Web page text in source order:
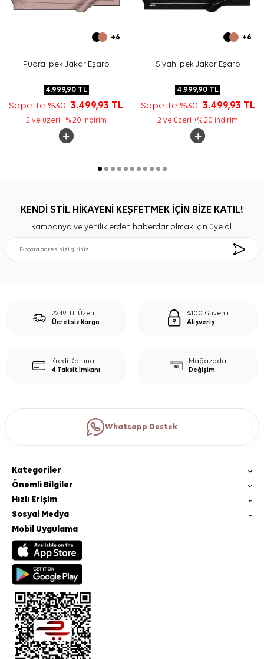
+6
Pudra İpek Jakar Eşarp
4.999,90TL
Sepette %303.499,93 TL
2 ve üzeri +% 20 indirim
+6
Siyah İpek Jakar Eşarp
4.999,90 TL
Sepette %30 3.499,93 TL
2 ve üzeri +% 20 indirim
KENDİ STİL HİKAYENİ KEŞFETMEK İÇİN BİZE KATIL!
Kampanya ve yeniliklerden haberdar olmak için üye ol.
2249 TL Üzeri
Ücretsiz Kargo
%100 Güvenli
Alışveriş
Kredi Kartına
4 Taksit İmkanı
Mağazada
Değişim
Whatsapp Destek
Kategoriler
Önemli Bilgiler
Hızlı Erişim
Sosyal Medya
Mobil Uygulama